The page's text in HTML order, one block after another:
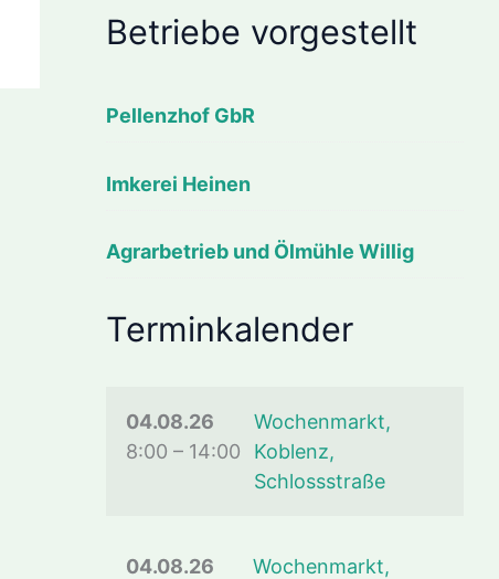
Betriebe vorgestellt
Pellenzhof GbR
Imkerei Heinen
Agrarbetrieb und Ölmühle Willig
Terminkalender
04.08.26
8:00 – 14:00
Wochenmarkt,
Koblenz,
Schlossstraße
04.08.26
Wochenmarkt,